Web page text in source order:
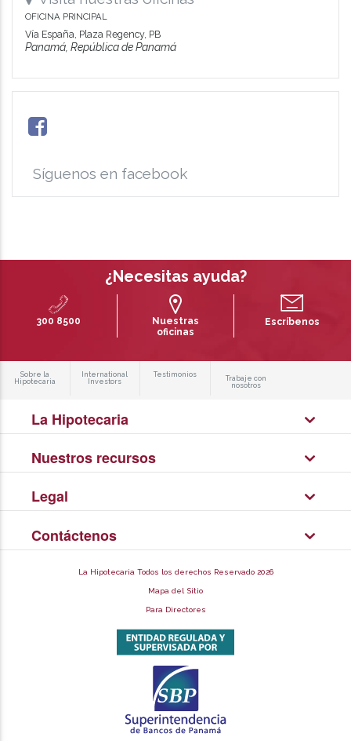
OFICINA PRINCIPAL
Vía España, Plaza Regency, PB
Panamá, República de Panamá
Síguenos en facebook
¿Necesitas ayuda?
300 8500
Nuestras
oficinas
Escríbenos
Sobre la
Hipotecaria
International
Investors
Testimonios
Trabaje con
nosotros
La Hipotecaria
Nuestros recursos
Legal
Contáctenos
La Hipotecaria Todos los derechos Reservado 2026
Mapa del Sitio
Para Directores